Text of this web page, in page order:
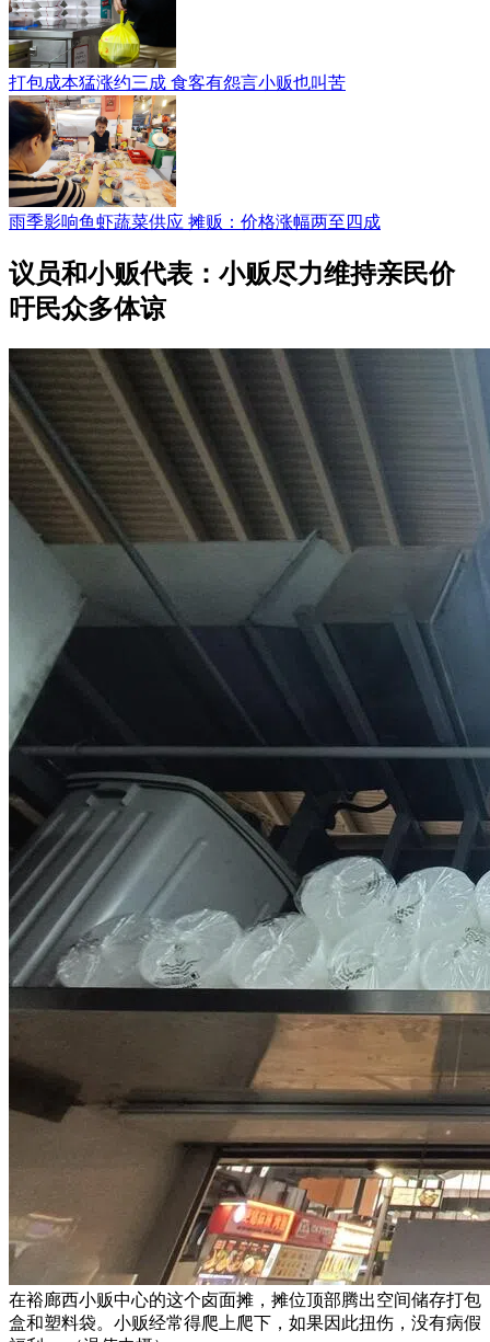
打包成本猛涨约三成 食客有怨言小贩也叫苦
雨季影响鱼虾蔬菜供应 摊贩：价格涨幅两至四成
议员和小贩代表：小贩尽力维持亲民价
吁民众多体谅
在裕廊西小贩中心的这个卤面摊，摊位顶部腾出空间储存打包
盒和塑料袋。小贩经常得爬上爬下，如果因此扭伤，没有病假